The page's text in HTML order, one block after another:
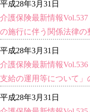
平成28年3月31日
介護保険最新情報
の施行に伴う関係法律の
平成28年3月31日
介護保険最新情報
支給の運用等について」
平成28年3月31日